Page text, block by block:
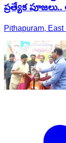
ప్రత్యేక
Pithapuram,